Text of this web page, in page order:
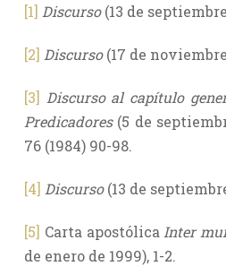
[1] Discurso(13 de
[2] Discurso(17 de
[3] Discurso al capítulo
Predicadores(5 de
76 (1984) 90-98.
[4] Discurso(13 de
[5] Carta apostólica Inter
de enero de 1999), 1-2.